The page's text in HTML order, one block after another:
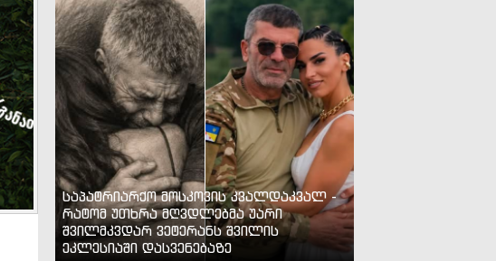
საპატრიარქო მოსკოვის კვალდაკვალ -
რატომ უთხრა მღვდლებმა უარი
შვილმკვდარ ვეტერანს შვილის
ეკლესიაში დასვენებაზე